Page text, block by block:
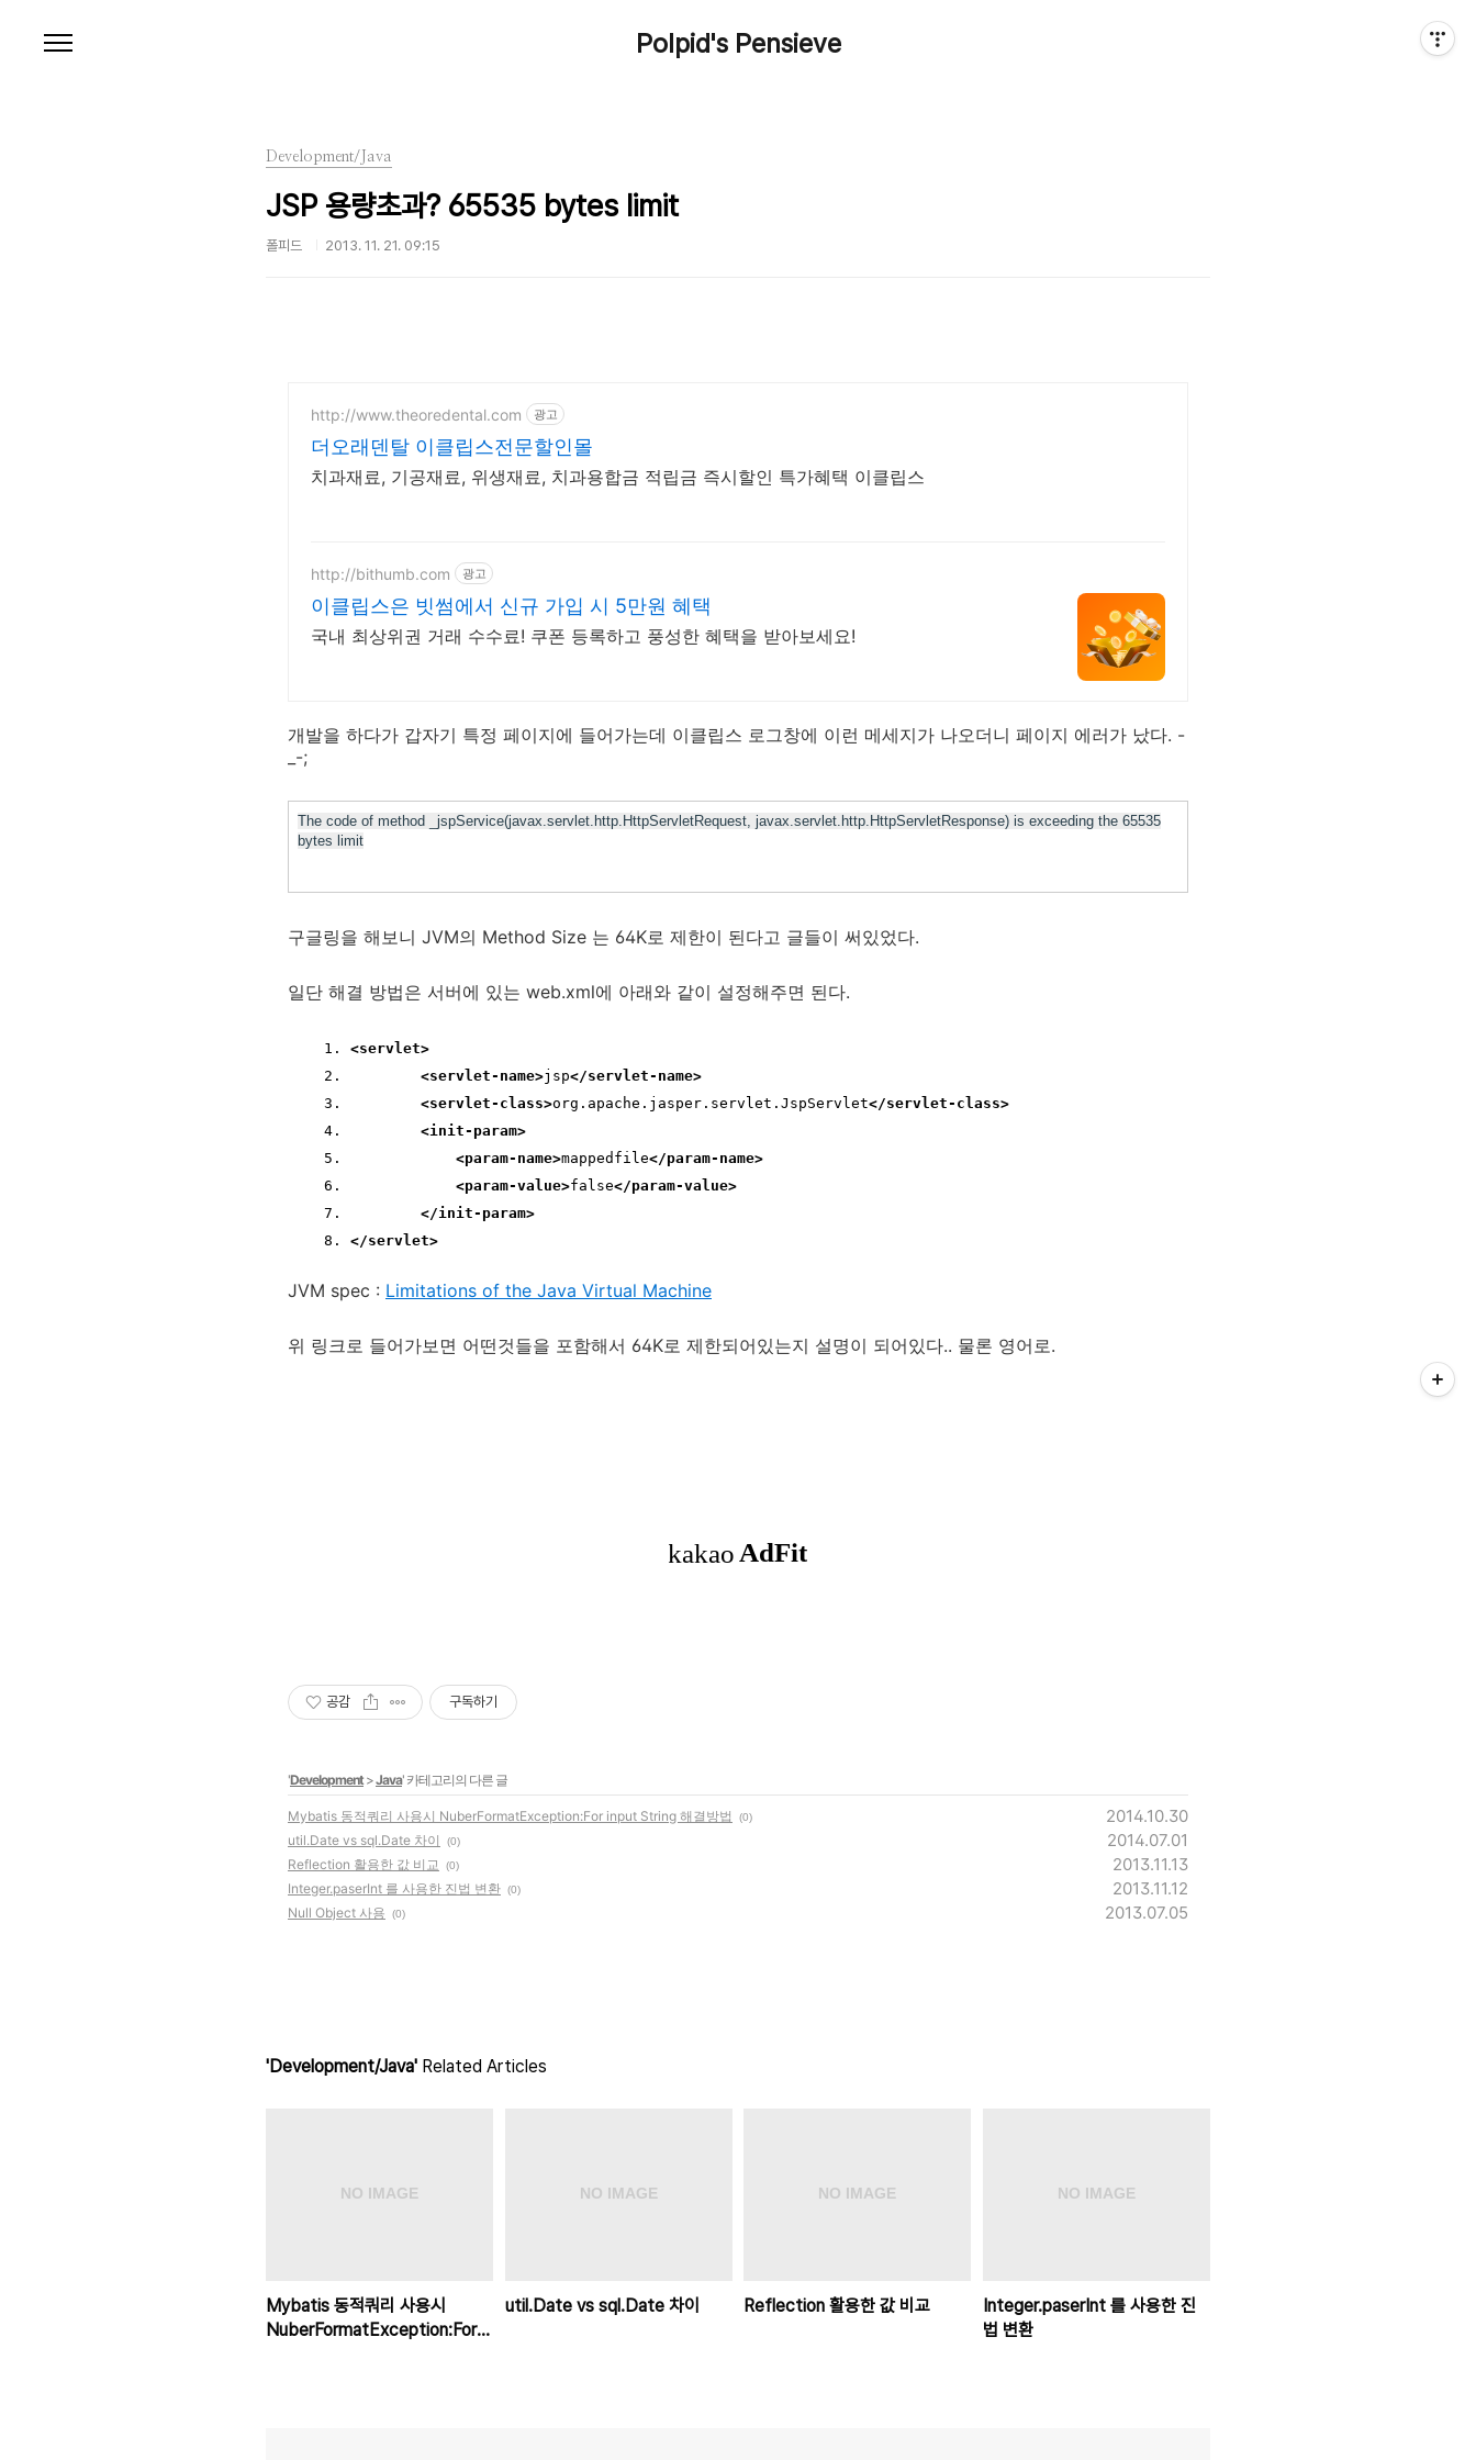
Polpid's Pensieve
Development/Java
JSP 용량초과? 65535 bytes limit
폴피드 2013. 11. 21. 09:15
http://www.theoredental.com 광고
더오래덴탈 이클립스전문할인몰
치과재료, 기공재료, 위생재료, 치과용합금 적립금 즉시할인 특가혜택 이클립스
http://bithumb.com 광고
이클립스은 빗썸에서 신규 가입 시 5만원 혜택
국내 최상위권 거래 수수료! 쿠폰 등록하고 풍성한 혜택을 받아보세요!
개발을 하다가 갑자기 특정 페이지에 들어가는데 이클립스 로그창에 이런 메세지가 나오더니 페이지 에러가 났다. -
_-;
The code of method _jspService(javax.servlet.http.HttpServletRequest, javax.servlet.http.HttpServletResponse) is exceeding the 65535
bytes limit
구글링을 해보니 JVM의 Method Size 는 64K로 제한이 된다고 글들이 써있었다.
일단 해결 방법은 서버에 있는 web.xml에 아래와 같이 설정해주면 된다.
<servlet>
<servlet-name>jsp</servlet-name>
<servlet-class>org.apache.jasper.servlet.JspServlet</servlet-class>
<init-param>
<param-name>mappedfile</param-name>
<param-value>false</param-value>
</init-param>
</servlet>
JVM spec : Limitations of the Java Virtual Machine
위 링크로 들어가보면 어떤것들을 포함해서 64K로 제한되어있는지 설명이 되어있다.. 물론 영어로.
공감 구독하기
'Development>Java' 카테고리의 다른 글
Mybatis 동적쿼리 사용시 NuberFormatException:For input String 해결방법 (0) 2014.10.30
util.Date vs sql.Date 차이 (0) 2014.07.01
Reflection 활용한 값 비교 (0) 2013.11.13
Integer.paserInt 를 사용한 진법 변환 (0) 2013.11.12
Null Object 사용 (0) 2013.07.05
'Development/Java' Related Articles
Mybatis 동적쿼리 사용시
NuberFormatException:For
util.Date vs sql.Date 차이 Reflection 활용한 값 비교
Integer.paserInt 를 사용한 진
법 변환